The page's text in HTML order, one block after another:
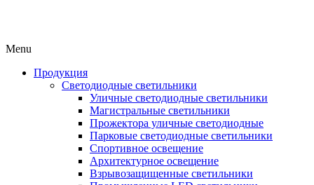
Menu
Продукция
Светодиодные светильники
Уличные светодиодные светильники
Магистральные светильники
Прожектора уличные светодиодные
Парковые светодиодные светильники
Спортивное освещение
Архитектурное освещение
Взрывозащищенные светильники